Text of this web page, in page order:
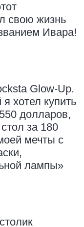
свою жизнь
Ивара!
Glow-Up.
хотел купить
долларов,
за 180
мечты с
лампы»